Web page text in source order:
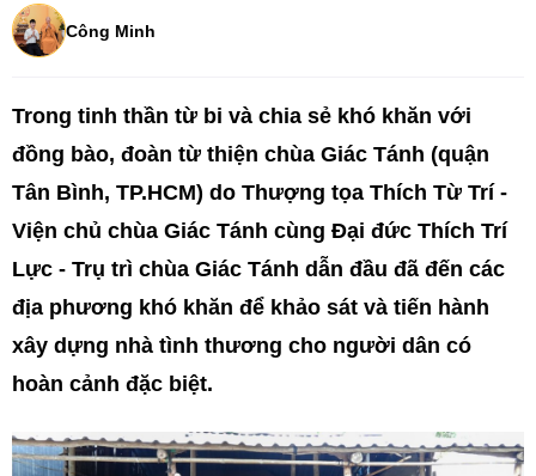
Công Minh
Trong tinh thần từ bi và chia sẻ khó khăn với
đồng bào, đoàn từ thiện chùa Giác Tánh (quận
Tân Bình, TP.HCM) do Thượng tọa Thích Từ Trí -
Viện chủ chùa Giác Tánh cùng Đại đức Thích Trí
Lực - Trụ trì chùa Giác Tánh dẫn đầu đã đến các
địa phương khó khăn để khảo sát và tiến hành
xây dựng nhà tình thương cho người dân có
hoàn cảnh đặc biệt.